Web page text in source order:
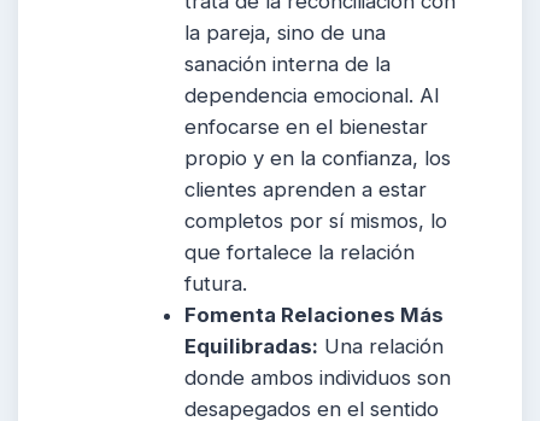
la pareja, sino de una
sanación interna de la
dependencia emocional. Al
enfocarse en el bienestar
propio y en la confianza, los
clientes aprenden a estar
completos por sí mismos, lo
que fortalece la relación
futura.
Fomenta Relaciones Más
Equilibradas: Una relación
donde ambos individuos son
desapegados en el sentido